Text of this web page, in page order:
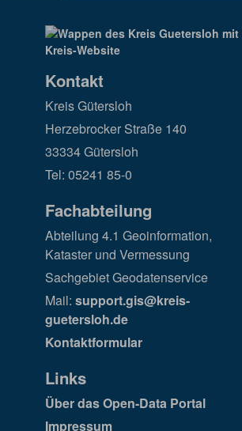
Kontakt
Kreis Gütersloh
Herzebrocker Straße 140
33334 Gütersloh
Tel: 05241 85-0
Fachabteilung
Abteilung 4.1 Geoinformation,
Kataster und Vermessung
Sachgebiet Geodatenservice
Mail: support.gis@kreis-
guetersloh.de
Kontaktformular
Links
Über das Open-Data Portal
Impressum